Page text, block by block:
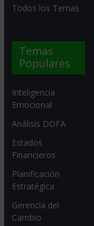
Todos los Temas
Temas
Populares
Inteligencia
Emocional
Análisis DOFA
Estados
Financieros
Planificación
Estratégica
Gerencia del
Cambio